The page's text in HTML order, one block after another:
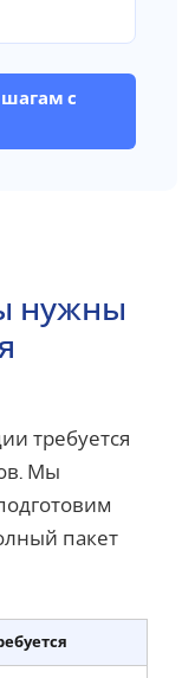
с
нужны
требуется
Мы
пакет